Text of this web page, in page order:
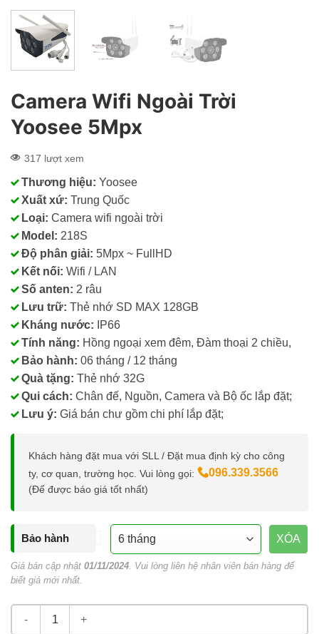
Camera Wifi Ngoài Trời
Yoosee 5Mpx
317 lượt xem
Thương hiệu: Yoosee
Xuất xứ: Trung Quốc
Loại: Camera wifi ngoài trời
Model: 218S
Độ phân giải: 5Mpx ~ FullHD
Kết nối: Wifi / LAN
Số anten: 2 râu
Lưu trữ: Thẻ nhớ SD MAX 128GB
Kháng nước: IP66
Tính năng: Hồng ngoại xem đêm, Đàm thoại 2 chiều,
Bảo hành: 06 tháng / 12 tháng
Quà tặng: Thẻ nhớ 32G
Qui cách: Chân đế, Nguồn, Camera và Bộ ốc lắp đặt;
Lưu ý: Giá bán chư gồm chi phí lắp đặt;
Khách hàng đặt mua với SLL / Đặt mua định kỳ cho công
ty, cơ quan, trường học. Vui lòng gọi:
096.339.3566
(Để được báo giá tốt nhất)
Bảo hành XÓA
Giá bán cập nhật 01/11/2024 . Vui lòng liên hệ nhân viên bán hàng để
biết giá mới nhất.
Camera Wifi Ngoài Trời Yoosee 5Mpx số lượng